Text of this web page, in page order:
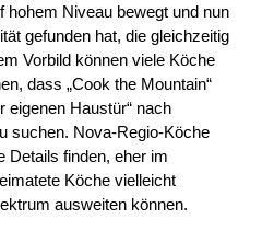
hohem Niveau bewegt und nun
gefunden hat, die gleichzeitig
Vorbild können viele Köche
dass „Cook the Mountain“
eigenen Haustür“ nach
suchen. Nova-Regio-Köche
Details finden, eher im
Köche vielleicht
ausweiten können.